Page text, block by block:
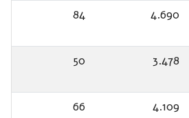
4.690
84
3.478
50
4.109
66